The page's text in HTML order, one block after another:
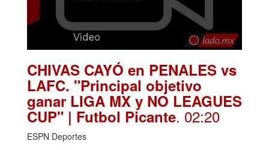
CHIVAS CAYÓ en PENALES vs
LAFC. "Principal objetivo
ganar LIGA MX y NO LEAGUES
CUP" | Futbol Picante. 02:20
ESPN Deportes